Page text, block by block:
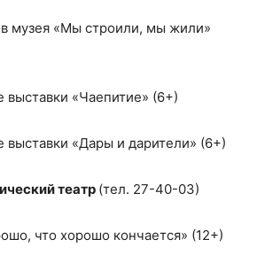
музея «Мы строили, мы жили»
выставки «Чаепитие» (6+)
выставки «Дары и дарители» (6+)
театр (тел. 27-40-03)
что хорошо кончается» (12+)